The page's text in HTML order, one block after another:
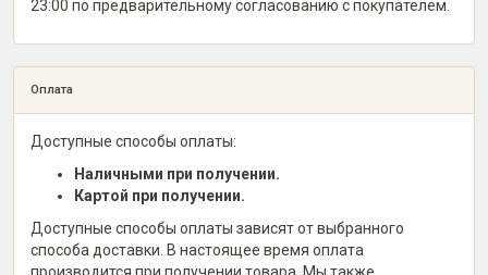
23:00 по предварительному согласованию с покупателем.
Оплата
Доступные способы оплаты:
Наличными при получении.
Картой при получении.
Доступные способы оплаты зависят от выбранного
способа доставки. В настоящее время оплата